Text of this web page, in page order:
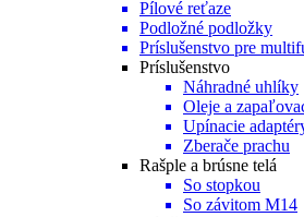
Pílové reťaze
Podložné podložky
Príslušenstvo pre
Príslušenstvo
Náhradné uhlíky
Oleje a
Upínacie
Zberače prachu
Rašple a brúsne telá
So stopkou
So závitom M14